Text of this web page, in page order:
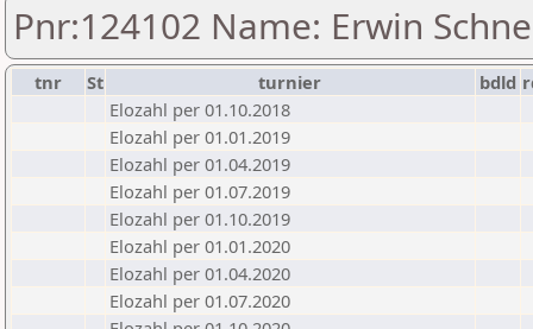
Pnr:124102 Name: Erwin
tnr St turnier bdld
Elozahl per 01.10.2018
Elozahl per 01.01.2019
Elozahl per 01.04.2019
Elozahl per 01.07.2019
Elozahl per 01.10.2019
Elozahl per 01.01.2020
Elozahl per 01.04.2020
Elozahl per 01.07.2020